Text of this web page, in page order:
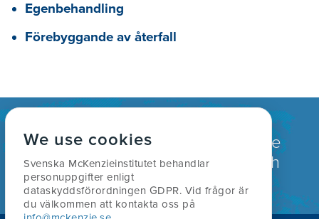
Egenbehandling
Förebyggande av återfall
Globalt erkänd som en ledande
behandling för rygg, nacke och
ledbesvär.
We use cookies
Svenska McKenzieinstitutet behandlar
personuppgifter enligt
dataskyddsförordningen GDPR. Vid frågor är
du välkommen att kontakta oss på